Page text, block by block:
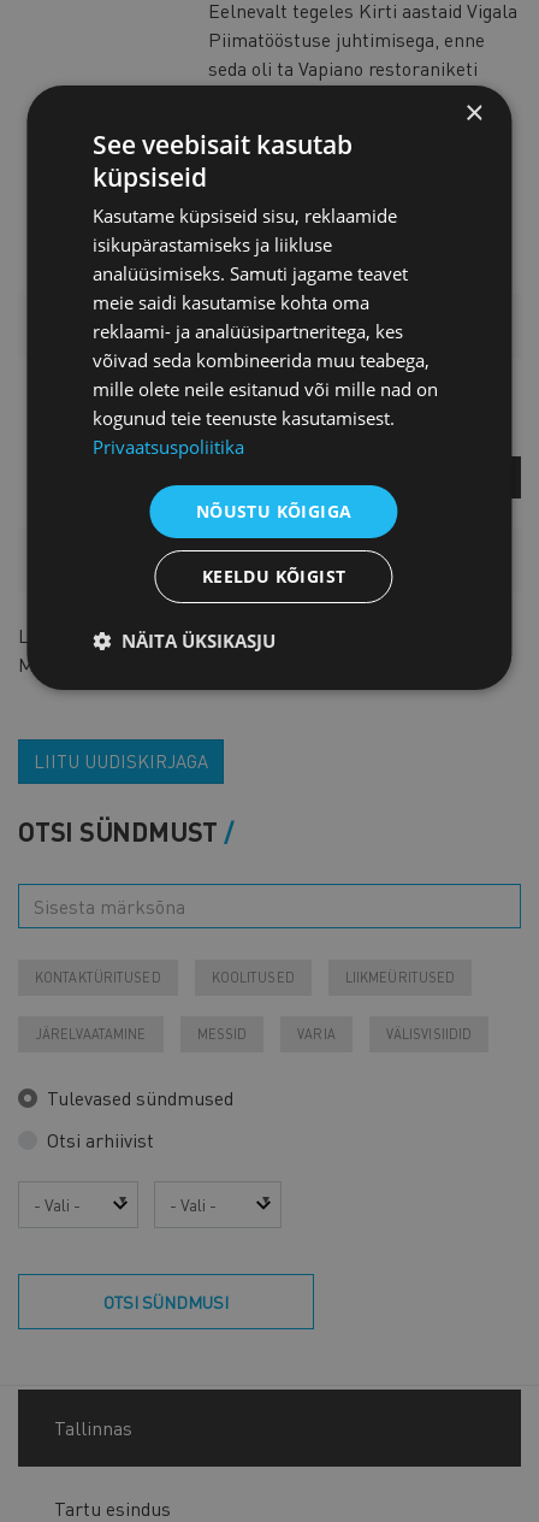
Eelnevalt tegeles Kirti aastaid Vigala
Piimatööstuse juhtimisega, enne
seda oli ta Vapiano restoraniketi
Baltikumi ja Soome personalijuht.
juhtimiskogemust üle 12 aasta.
õigusteaduses.
LISAINFO
Piret Potisepp
Teenuste direktor
HINNAKIRI
Liikmele98 € + km
Mitteliikmele
LIITU UUDISKIRJAGA
OTSI SÜNDMUST
KONTAKTÜRITUSED KOOLITUSED LIIKMEÜRITUSED
JÄRELVAATAMINE MESSID VARIA VÄLISVISIIDID
Tulevased sündmused
Otsi arhiivist
Aasta Kuu
OTSI SÜNDMUSI
Tallinnas
Tartu esindus
×
See veebisait kasutab
küpsiseid
Kasutame küpsiseid sisu, reklaamide
isikupärastamiseks ja liikluse
analüüsimiseks. Samuti jagame teavet
meie saidi kasutamise kohta oma
reklaami- ja analüüsipartneritega, kes
võivad seda kombineerida muu teabega,
mille olete neile esitanud või mille nad on
kogunud teie teenuste kasutamisest.
Privaatsuspoliitika
NÕUSTU KÕIGIGA
KEELDU KÕIGIST
NÄITA ÜKSIKASJU